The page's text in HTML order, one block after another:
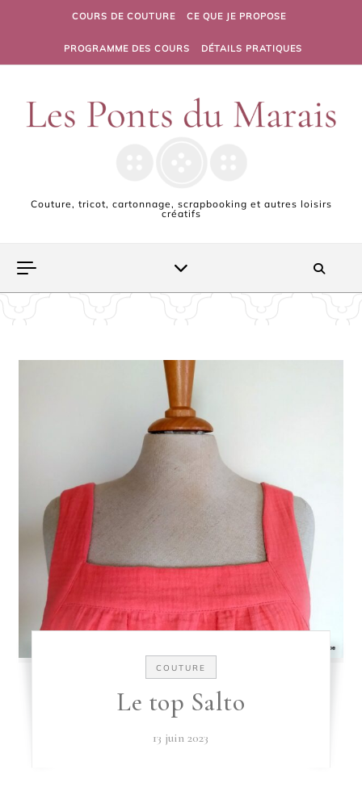
Skip to contentCOURS DE COUTURE CE QUE JE PROPOSE
PROGRAMME DES COURS DÉTAILS PRATIQUES
Couture, tricot, cartonnage, scrapbooking et autres loisirs
créatifs
COUTURE
Le top Salto
13 juin 2023